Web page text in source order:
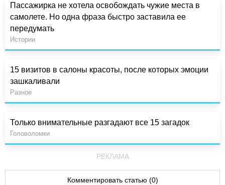
Пассажирка не хотела освобождать чужие места в
самолете. Но одна фраза быстро заставила ее
передумать
Истории
15 визитов в салоны красоты, после которых эмоции
зашкаливали
Разное
Только внимательные разгадают все 15 загадок
Головоломки
РЕКЛАМА
Комментировать статью (0)